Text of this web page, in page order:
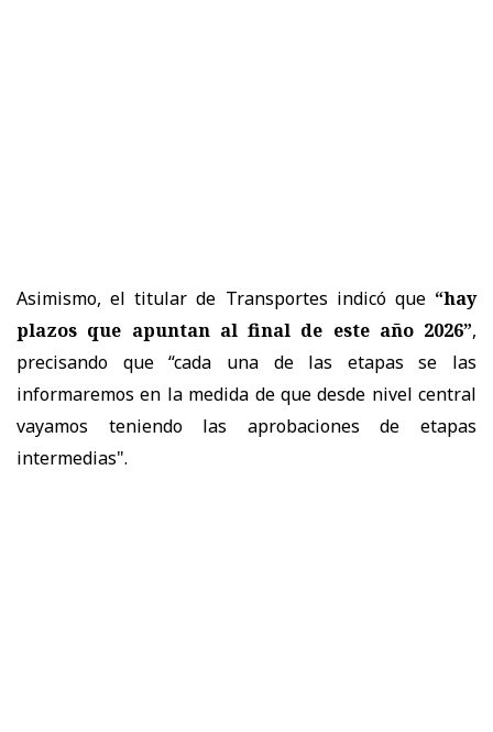
Asimismo, el titular de Transportes indicó que “hay
plazos que apuntan al final de este año 2026”,
precisando que “cada una de las etapas se las
informaremos en la medida de que desde nivel central
vayamos teniendo las aprobaciones de etapas
intermedias".